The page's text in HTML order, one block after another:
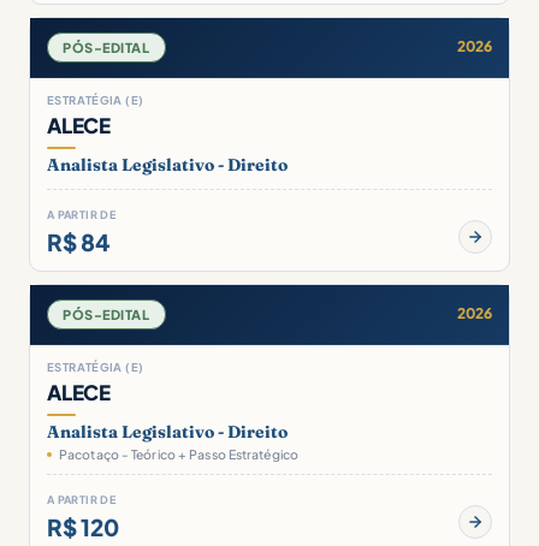
PÓS-EDITAL 2026
ESTRATÉGIA (E)
ALECE
Analista Legislativo - Direito
A PARTIR DE
R$ 84
PÓS-EDITAL 2026
ESTRATÉGIA (E)
ALECE
Analista Legislativo - Direito
Pacotaço - Teórico + Passo Estratégico
A PARTIR DE
R$ 120